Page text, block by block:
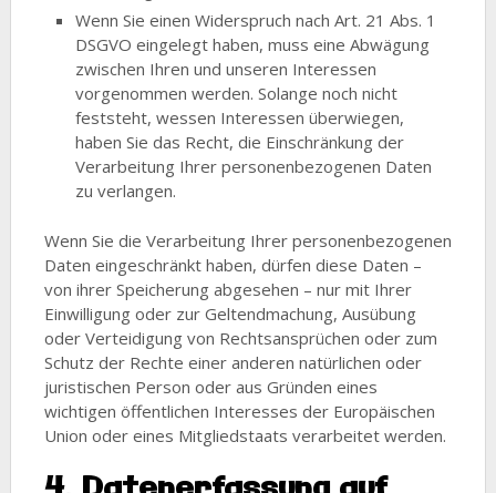
Wenn Sie einen Widerspruch nach Art. 21 Abs. 1
DSGVO eingelegt haben, muss eine Abwägung
zwischen Ihren und unseren Interessen
vorgenommen werden. Solange noch nicht
feststeht, wessen Interessen überwiegen,
haben Sie das Recht, die Einschränkung der
Verarbeitung Ihrer personenbezogenen Daten
zu verlangen.
Wenn Sie die Verarbeitung Ihrer personenbezogenen
Daten eingeschränkt haben, dürfen diese Daten –
von ihrer Speicherung abgesehen – nur mit Ihrer
Einwilligung oder zur Geltendmachung, Ausübung
oder Verteidigung von Rechtsansprüchen oder zum
Schutz der Rechte einer anderen natürlichen oder
juristischen Person oder aus Gründen eines
wichtigen öffentlichen Interesses der Europäischen
Union oder eines Mitgliedstaats verarbeitet werden.